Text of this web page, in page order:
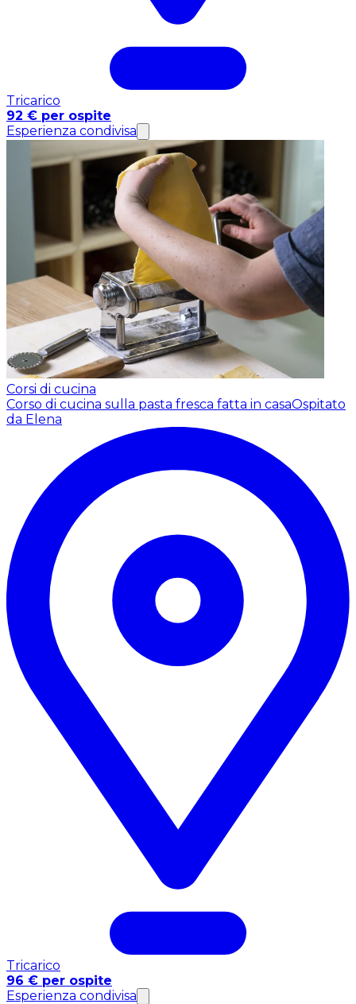
Tricarico
92 € per ospite
Esperienza condivisa
Corsi di cucina
Corso di cucina sulla pasta fresca fatta in casaOspitato
da Elena
Tricarico
96 € per ospite
Esperienza condivisa